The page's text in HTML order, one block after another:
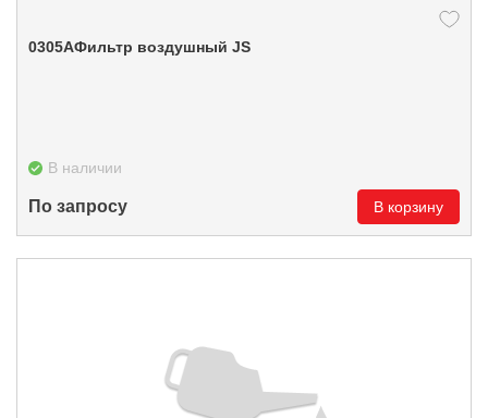
0305АФильтр воздушный JS
В наличии
По запросу В корзину